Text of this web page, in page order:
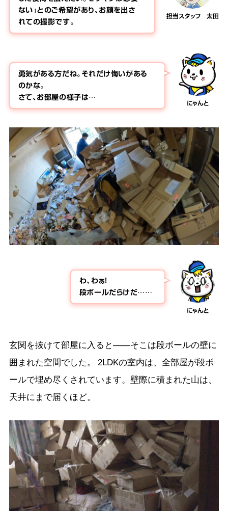
担当スタッフ 太田
ない」とのご希望があり、お顔を出さ
れての撮影です。
にゃんと
勇気がある方だね。それだけ悔いがある
のかな。
さて、お部屋の様子は…
にゃんと
わ、わぁ！
段ボールだらけだ……
玄関を抜けて部屋に入ると――そこは段ボールの壁に
囲まれた空間でした。 2LDKの室内は、全部屋が段ボ
ールで埋め尽くされています。壁際に積まれた山は、
天井にまで届くほど。